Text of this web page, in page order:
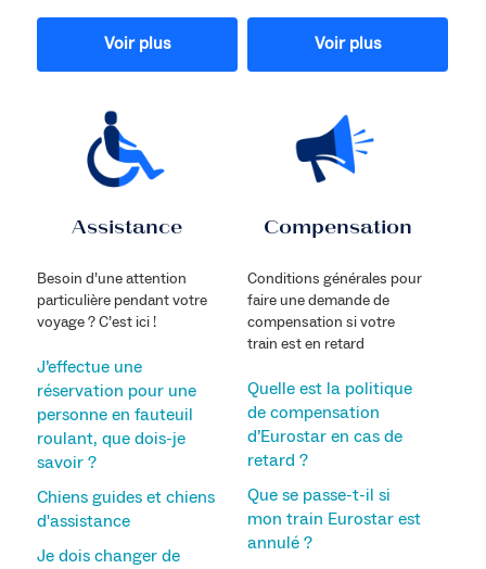
Voir plus Voir plus
Assistance
Besoin d’une attention
particulière pendant votre
voyage ? C’est ici !
J’effectue une
réservation pour une
personne en fauteuil
roulant, que dois-je
savoir ?
Chiens guides et chiens
d'assistance
Je dois changer de
Compensation
Conditions générales pour
faire une demande de
compensation si votre
train est en retard
Quelle est la politique
de compensation
d’Eurostar en cas de
retard ?
Que se passe-t-il si
mon train Eurostar est
annulé ?